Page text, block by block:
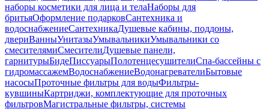
наборы косметики для лица и телаНаборы для
бритьяОформление подарковСантехника и
водоснабжениеСантехникаДушевые кабины, поддоны,
двериВанныУнитазыУмывальникиУмывальники со
смесителямиСмесителиДушевые панели,
гарнитурыБидеПиссуарыПолотенцесушителиСпа-бассейны с
гидромассажемВодоснабжениеВодонагревателиБытовые
насосыПроточные фильтры для водыФильтры-
кувшиныКартриджи, комплектующие для проточных
фильтровМагистральные фильтры, системы